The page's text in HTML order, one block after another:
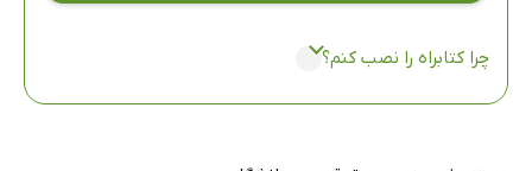
چرا کتابراه را نصب کنم؟